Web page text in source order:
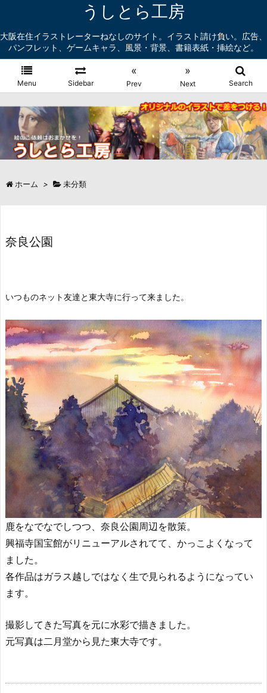
うしとら工房
大阪在住イラストレーターねなしのサイト。イラスト請け負い。広告、
パンフレット、ゲームキャラ、風景・背景、書籍表紙・挿絵など。
Menu Sidebar
«
Prev
»
Next Search
ホーム > 未分類
奈良公園
いつものネット友達と東大寺に行って来ました。
鹿をなでなでしつつ、奈良公園周辺を散策。
興福寺国宝館がリニューアルされてて、かっこよくなって
ました。
各作品はガラス越しではなく生で見られるようになってい
ます。
撮影してきた写真を元に水彩で描きました。
元写真は二月堂から見た東大寺です。